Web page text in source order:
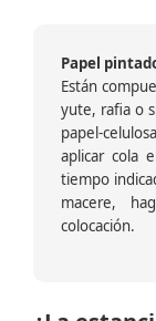
Papel
Están
yute, rafia o
papel-
aplicar cola
tiempo
macere,
colocación.